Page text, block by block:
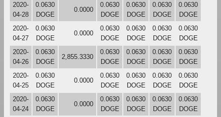
2020-
04-28
0.0630
DOGE
0.0000
0.0630
DOGE
0.0630
DOGE
0.0630
DOGE
0.0630
DOGE
2020-
04-27
0.0630
DOGE
0.0000
0.0630
DOGE
0.0630
DOGE
0.0630
DOGE
0.0630
DOGE
2020-
04-26
0.0630
DOGE
2,855.3330
0.0630
DOGE
0.0630
DOGE
0.0630
DOGE
0.0630
DOGE
2020-
04-25
0.0630
DOGE
0.0000
0.0630
DOGE
0.0630
DOGE
0.0630
DOGE
0.0630
DOGE
2020-
04-24
0.0630
DOGE
0.0000
0.0630
DOGE
0.0630
DOGE
0.0630
DOGE
0.0630
DOGE